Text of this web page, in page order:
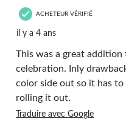
ACHETEUR VÉRIFIÉ
il y a 4 ans
This was a great
celebration. Inly
color side out so it has
rolling it out.
Traduire avec Google